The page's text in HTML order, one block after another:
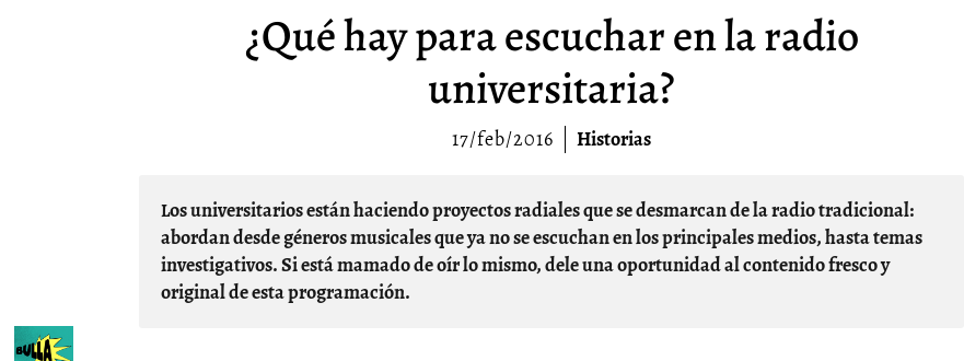
¿Qué hay para escuchar en la radio
universitaria?
17/feb/2016 Historias
Los universitarios están haciendo proyectos radiales que se desmarcan de la radio tradicional:
abordan desde géneros musicales que ya no se escuchan en los principales medios, hasta temas
investigativos. Si está mamado de oír lo mismo, dele una oportunidad al contenido fresco y
original de esta programación.